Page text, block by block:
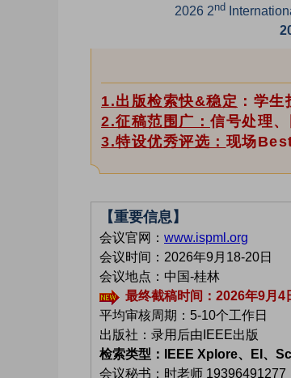
2026 2nd
1.出版检索快&稳定 ：学
2.征稿范围广： 信号处理
3.特设优秀评选： 现场
【重要信息】
会议官网： www.ispml.org
会议时间：2026年9月18-20日
会议地点：中国-桂林
最终截稿时间：2026年9月4
平均审核周期：5-10个工作日
出版社：录用后由IEEE出版
检索类型：IEEE Xplore、EI、
会议秘书：时老师 19396491277